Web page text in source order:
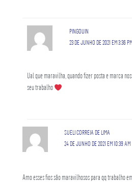
PINGOUIN
23 DE JUNHO DE 2021 EM 3:36 PM
Ual que maravilha, quando fizer posta e marca
seu trabalho
SUELI CORREIA DE LIMA
24 DE JUNHO DE 2021 EM 10:39 AM
Amo esses fios são maravilhosos para qq trabalho